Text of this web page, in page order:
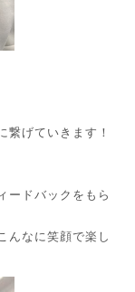
繋げていきます！
ードバックをもら
んなに笑顔で楽し